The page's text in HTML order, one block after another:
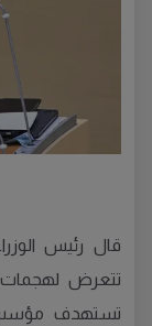
قال رئيس
تتعرض لهجمات
تستهدف